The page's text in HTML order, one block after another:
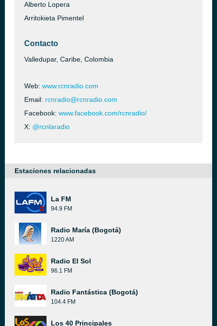
Alberto Lopera
Arritokieta Pimentel
Contacto
Valledupar, Caribe, Colombia
Web: www.rcnradio.com
Email: rcnradio@rcnradio.com
Facebook: www.facebook.com/rcnradio/
X: @rcnlaradio
Estaciones relacionadas
La FM
94.9 FM
Radio María (Bogotá)
1220 AM
Radio El Sol
96.1 FM
Radio Fantástica (Bogotá)
104.4 FM
Los 40 Principales